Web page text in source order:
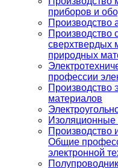
приборов и
Производство
Производство
сверхтвердых
природных
профессии
Производство
материалов
Изоляционные
Производство
Общие
электронной